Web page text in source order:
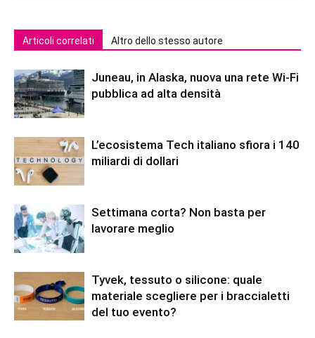
Articoli correlati Altro dello stesso autore
Juneau, in Alaska, nuova una rete Wi-Fi
pubblica ad alta densità
L’ecosistema Tech italiano sfiora i 140
miliardi di dollari
Settimana corta? Non basta per
lavorare meglio
Tyvek, tessuto o silicone: quale
materiale scegliere per i braccialetti
del tuo evento?